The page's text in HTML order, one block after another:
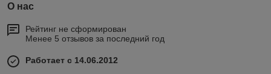
О нас
Рейтинг не сформирован
Менее 5 отзывов за последний год
Работает с 14.06.2012